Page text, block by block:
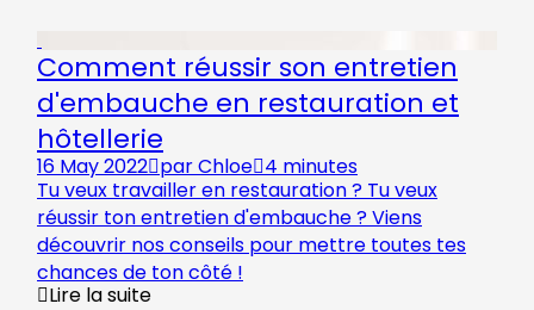
Comment réussir son entretien
d'embauche en restauration et
hôtellerie
16 May 2022 parChloe 4 minutes
Tu veux travailler en restauration ? Tu veux
réussir ton entretien d'embauche ? Viens
découvrir nos conseils pour mettre toutes tes
chances de ton côté !
Lire la suite